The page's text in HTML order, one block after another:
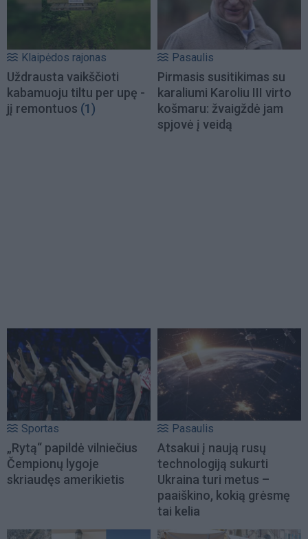
Klaipėdos rajonas
Uždrausta vaikščioti
kabamuoju tiltu per upę -
jį remontuos (1)
Pasaulis
Pirmasis susitikimas su
karaliumi Karoliu III virto
košmaru: žvaigždė jam
spjovė į veidą
Sportas
„Rytą“ papildė vilniečius
Čempionų lygoje
skriaudęs amerikietis
Pasaulis
Atsakui į naują rusų
technologiją sukurti
Ukraina turi metus –
paaiškino, kokią grėsmę
tai kelia